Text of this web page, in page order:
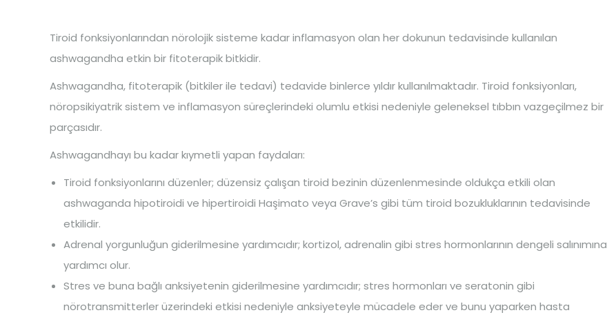
Tiroid fonksiyonlarından nörolojik sisteme kadar inflamasyon olan her dokunun tedavisinde kullanılan
ashwagandha etkin bir fitoterapik bitkidir.
Ashwagandha, fitoterapik (bitkiler ile tedavi) tedavide binlerce yıldır kullanılmaktadır. Tiroid fonksiyonları,
nöropsikiyatrik sistem ve inflamasyon süreçlerindeki olumlu etkisi nedeniyle geleneksel tıbbın vazgeçilmez bir
parçasıdır.
Ashwagandhayı bu kadar kıymetli yapan faydaları:
Tiroid fonksiyonlarını düzenler; düzensiz çalışan tiroid bezinin düzenlenmesinde oldukça etkili olan
ashwaganda hipotiroidi ve hipertiroidi Haşimato veya Grave’s gibi tüm tiroid bozukluklarının tedavisinde
etkilidir.
Adrenal yorgunluğun giderilmesine yardımcıdır; kortizol, adrenalin gibi stres hormonlarının dengeli salınımına
yardımcı olur.
Stres ve buna bağlı anksiyetenin giderilmesine yardımcıdır; stres hormonları ve seratonin gibi
nörotransmitterler üzerindeki etkisi nedeniyle anksiyeteyle mücadele eder ve bunu yaparken hasta